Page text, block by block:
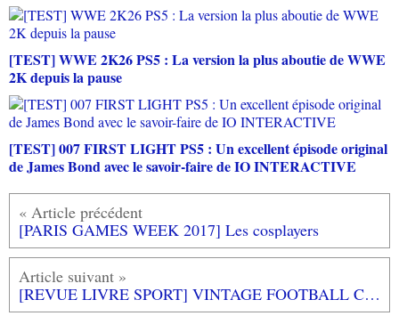
[TEST] WWE 2K26 PS5 : La version la plus aboutie de WWE
2K depuis la pause
[TEST] 007 FIRST LIGHT PS5 : Un excellent épisode original
de James Bond avec le savoir-faire de IO INTERACTIVE
[PARIS GAMES WEEK 2017] Les cosplayers
[REVUE LIVRE SPORT] VINTAGE FOOTBALL CLUB de Bernard MORLINO chez TANA Editions